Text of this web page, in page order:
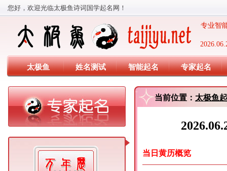
您好，欢迎光临太极鱼诗词国学起名网！
专业智
太极鱼 姓名测试 智能起名 专家起名
当前位置： 太极鱼
当日黄历概览